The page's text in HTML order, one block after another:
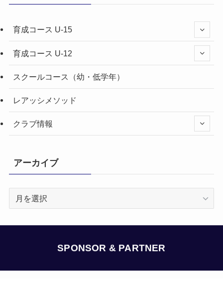
育成コース U-15
育成コース U-12
スクールコース（幼・低学年）
レアッシメソッド
クラブ情報
アーカイブ
SPONSOR & PARTNER